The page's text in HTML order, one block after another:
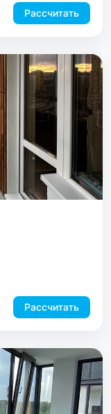
Рассчитать
Рассчитать